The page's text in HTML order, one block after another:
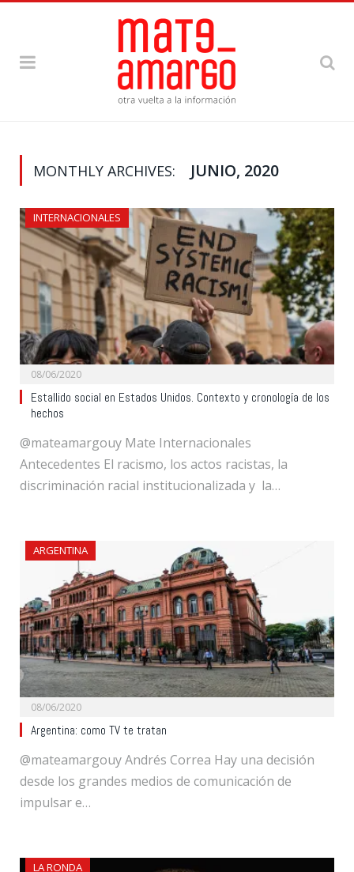
MONTHLY ARCHIVES: JUNIO, 2020
INTERNACIONALES
08/06/2020
Estallido social en Estados Unidos. Contexto y cronología de los
hechos
@mateamargouy Mate Internacionales
Antecedentes El racismo, los actos racistas, la
discriminación racial institucionalizada y la…
ARGENTINA
08/06/2020
Argentina: como TV te tratan
@mateamargouy Andrés Correa Hay una decisión
desde los grandes medios de comunicación de
impulsar e…
LA RONDA